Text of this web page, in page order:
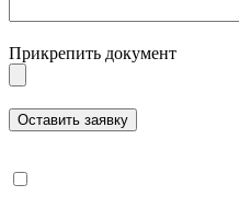
Прикрепить документ